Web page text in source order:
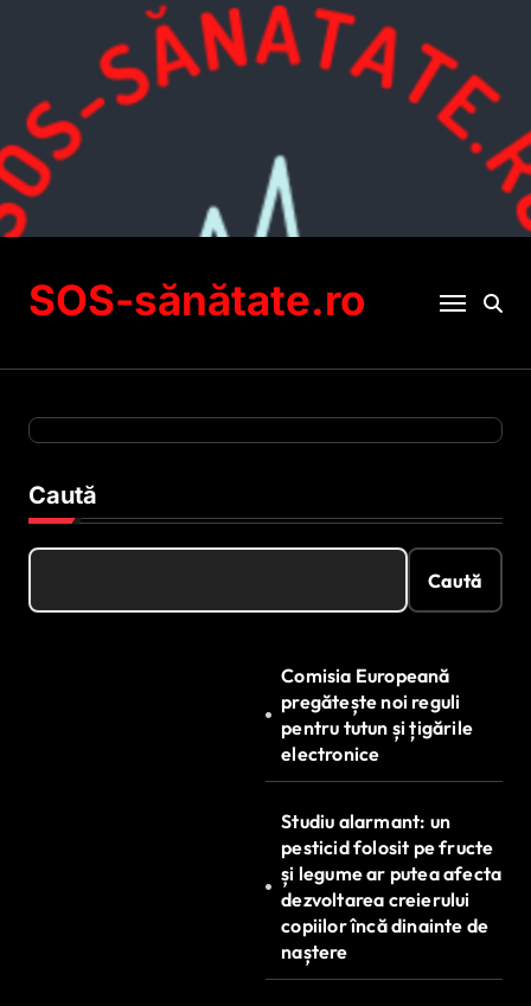
SOS-sănătate.ro
Caută
Caută
Comisia Europeană
pregătește noi reguli
pentru tutun și țigările
electronice
Studiu alarmant: un
pesticid folosit pe fructe
și legume ar putea afecta
dezvoltarea creierului
copiilor încă dinainte de
naștere